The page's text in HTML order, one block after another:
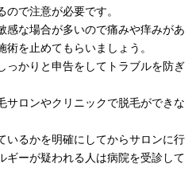
で注意が必要です。
感な場合が多いので痛みや痒みがあ
を止めてもらいましょう。
っかりと申告をしてトラブルを防ぎ
サロンやクリニックで脱毛ができな
いるかを明確にしてからサロンに行
ギーが疑われる人は病院を受診して